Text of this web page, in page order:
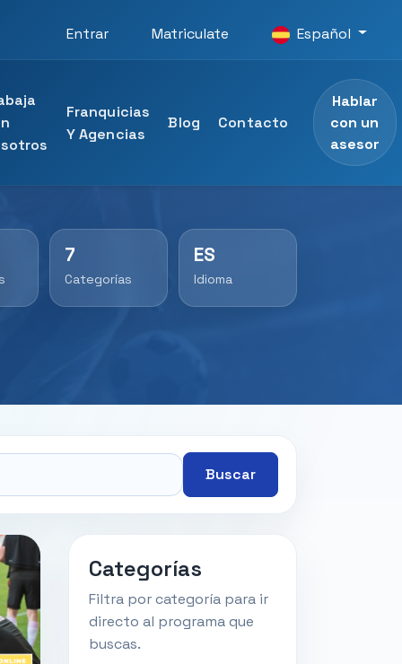
Entrar Matriculate Español
Universidad
Franquicias
Y Agencias
Blog Contacto
Hablar
con un
asesor
7
Categorías
ES
Idioma
Buscar
Categorías
Filtra por categoría para ir
directo al programa que
buscas.